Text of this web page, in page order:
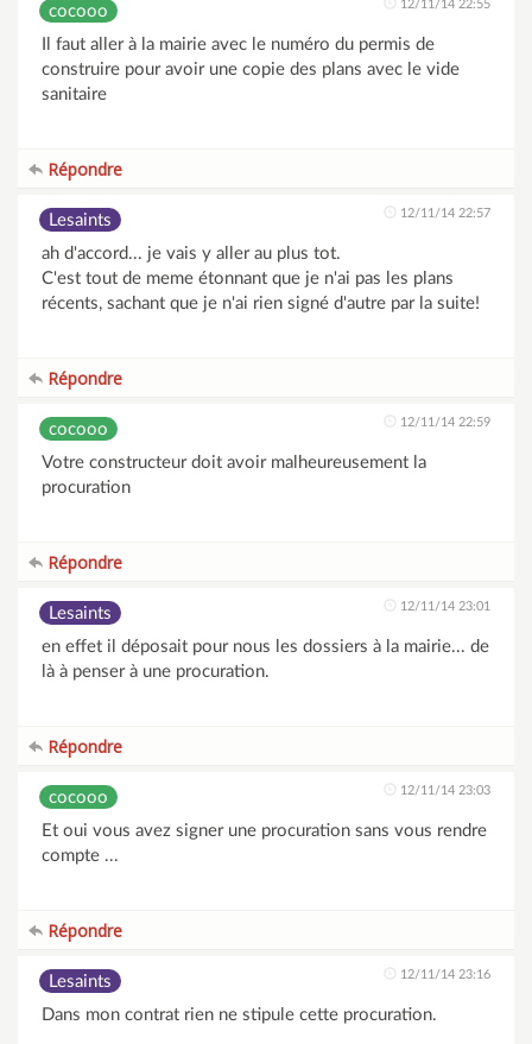
cocooo 12/11/14 22:55
Il faut aller à la mairie avec le numéro du permis de
construire pour avoir une copie des plans avec le vide
sanitaire
Répondre
Lesaints 12/11/14 22:57
ah d'accord... je vais y aller au plus tot.
C'est tout de meme étonnant que je n'ai pas les plans
récents, sachant que je n'ai rien signé d'autre par la suite!
Répondre
cocooo 12/11/14 22:59
Votre constructeur doit avoir malheureusement la
procuration
Répondre
Lesaints 12/11/14 23:01
en effet il déposait pour nous les dossiers à la mairie... de
là à penser à une procuration.
Répondre
cocooo 12/11/14 23:03
Et oui vous avez signer une procuration sans vous rendre
compte ...
Répondre
Lesaints 12/11/14 23:16
Dans mon contrat rien ne stipule cette procuration.